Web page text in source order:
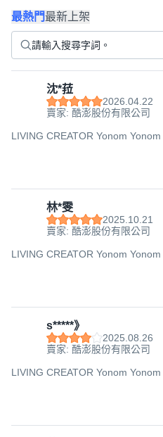
最熱門最新上架
沈*菈
2026.04.22
賣家: 酷澎股份有限公司
LIVING CREATOR Yonom
林*雯
2025.10.21
賣家: 酷澎股份有限公司
LIVING CREATOR Yonom
s*****》
2025.08.26
賣家: 酷澎股份有限公司
LIVING CREATOR Yonom